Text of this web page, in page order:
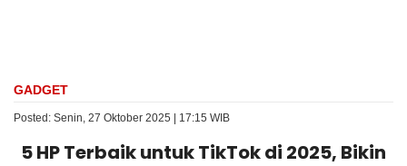
GADGET
Posted: Senin, 27 Oktober 2025 | 17:15 WIB
5 HP Terbaik untuk TikTok di 2025, Bikin